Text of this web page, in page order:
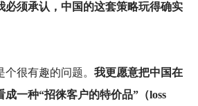
必须承认，中国的这套策略玩得确实
很有趣的问题。 我更愿意把中国在
一种“招徕客户的特价品”（loss